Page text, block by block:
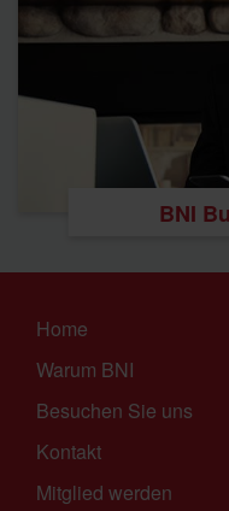
BNI
Home
Warum BNI
Besuchen Sie uns
Kontakt
Mitglied werden